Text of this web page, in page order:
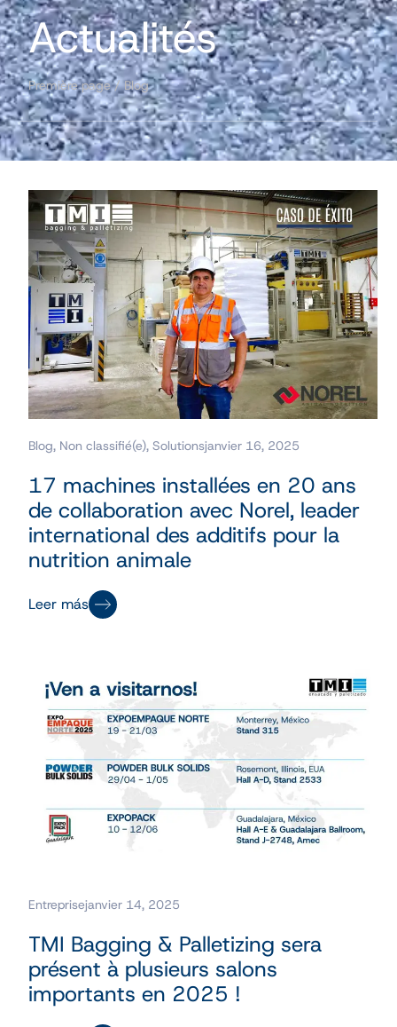
Actualités
Première page/Blog
Blog, Non classifié(e),Solutionsjanvier 16, 2025
17 machines installées en 20 ans
de collaboration avec Norel, leader
international des additifs pour la
nutrition animale
Leer más
Entreprisejanvier 14, 2025
TMI Bagging & Palletizing sera
présent à plusieurs salons
importants en 2025 !